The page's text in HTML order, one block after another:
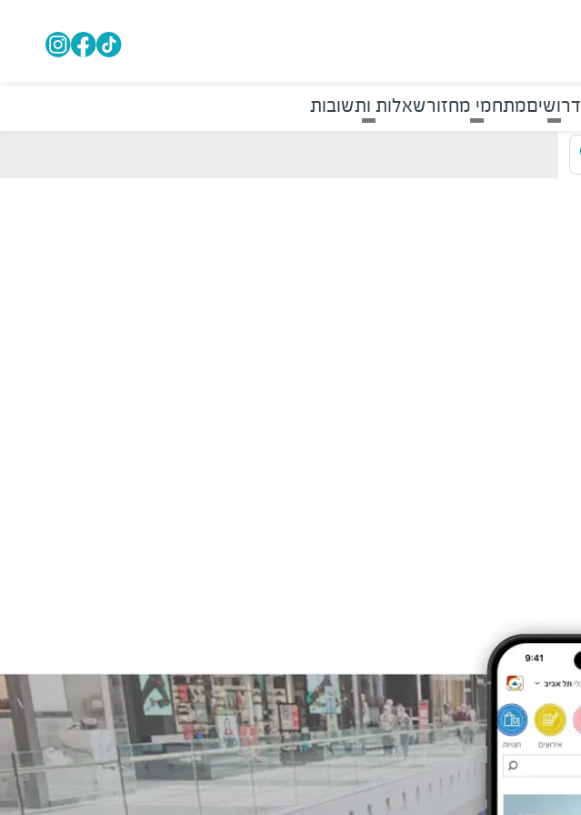
דרושיםמתחמי מחזורשאלות ותשובות